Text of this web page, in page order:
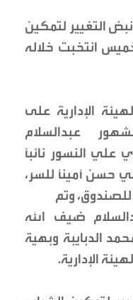
التغيير لتمكين
انتخبت خلاله
الإدارية على
عبدالسلام
علي النسور نائباً
حسن أميناً للسر،
للصندوق، وتم
ضيف الله
الدبايبة وبهية
الإدارية.